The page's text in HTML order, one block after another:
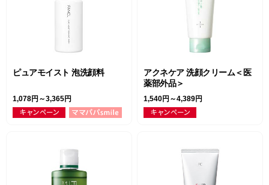
ピュアモイスト 泡洗顔料
1,078円～3,365円
アクネケア 洗顔クリーム＜医
薬部外品＞
1,540円～4,389円